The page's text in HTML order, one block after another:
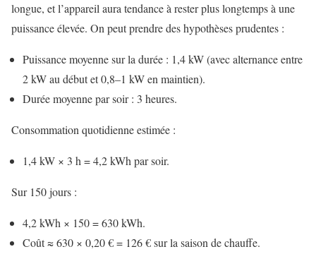
longue, et l’appareil aura tendance à rester plus longtemps à une
puissance élevée. On peut prendre des hypothèses prudentes :
Puissance moyenne sur la durée : 1,4 kW (avec alternance entre
2 kW au début et 0,8–1 kW en maintien).
Durée moyenne par soir : 3 heures.
Consommation quotidienne estimée :
1,4 kW × 3 h = 4,2 kWh par soir.
Sur 150 jours :
4,2 kWh × 150 = 630 kWh.
Coût ≈ 630 × 0,20 € = 126 € sur la saison de chauffe.